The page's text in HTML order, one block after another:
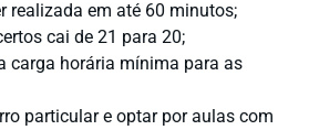
realizada em até 60 minutos;
cai de 21 para 20;
carga horária mínima para as
particular e optar por aulas com